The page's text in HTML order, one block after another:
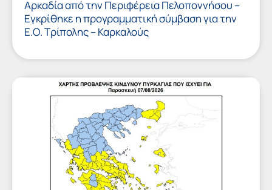
Αρκαδία από την Περιφέρεια Πελοποννήσου –
Εγκρίθηκε η προγραμματική σύμβαση για την
Ε.Ο. Τρίπολης – Καρκαλούς